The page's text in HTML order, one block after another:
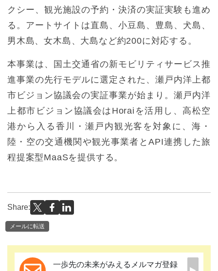
クシー、観光施設の予約・決済の実証実験も進め
る。アートサイトは直島、小豆島、豊島、犬島、
男木島、女木島、大島など約200に対応する。
本事業は、国土交通省の新モビリティサービス推
進事業の先行モデルに選定された、瀬戸内洋上都
市ビジョン協議会の実証事業が始まり。瀬戸内洋
上都市ビジョン協議会はHoraiを活用し、高松空
港から入る香川・瀬戸内観光客を対象に、海・
陸・空の交通機関や観光事業者とAPI連携した旅
程提案型MaaSを提供する。
Share:
メールに転送
一歩先の未来がみえるメルマガ登録